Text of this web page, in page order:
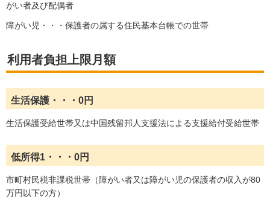
がい者及び配偶者
障がい児・・・保護者の属する住民基本台帳での世帯
利用者負担上限月額
生活保護・・・0円
生活保護受給世帯又は中国残留邦人支援法による支援給付受給世帯
低所得1・・・0円
市町村民税非課税世帯（障がい者又は障がい児の保護者の収入が80
万円以下の方）